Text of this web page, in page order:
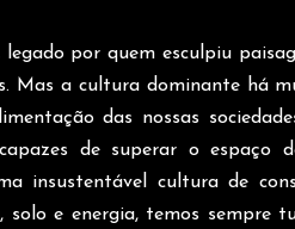
por quem esculpiu
Mas a cultura dominante há
das nossas
de superar o espaço
insustentável cultura de
e energia, temos sempre